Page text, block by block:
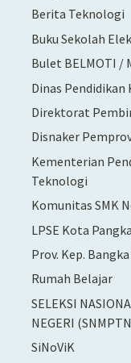
Berita Teknologi
Buku Sekolah
Bulet BELMOTI /
Dinas
Direktorat
Disnaker
Kementerian
Teknologi
Komunitas SMK
LPSE Kota
Prov. Kep.
Rumah Belajar
SELEKSI
NEGERI
SiNoViK